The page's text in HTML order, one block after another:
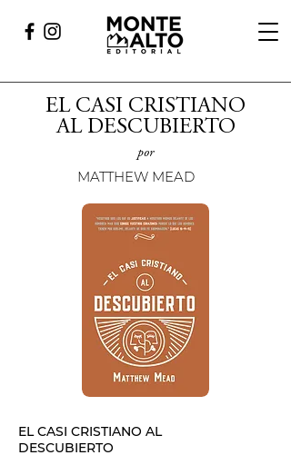
EL CASI CRISTIANO
AL DESCUBIERTO
por
MATTHEW MEAD
EL CASI CRISTIANO AL
DESCUBIERTO